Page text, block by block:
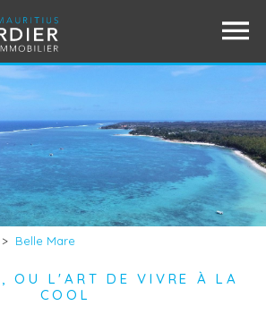
> Belle Mare
OU L'ART DE VIVRE À LA
COOL